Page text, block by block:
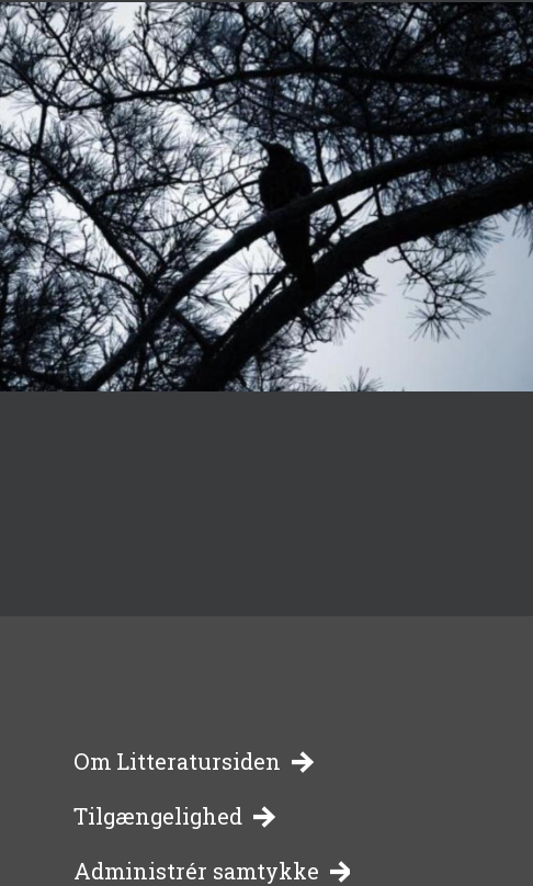
-
bibliotekernes
Om Litteratursiden
Tilgængelighed
Administrér samtykke